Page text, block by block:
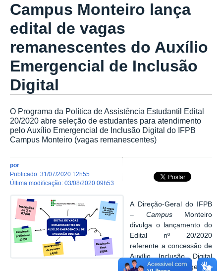
Campus Monteiro lança
edital de vagas
remanescentes do Auxílio
Emergencial de Inclusão
Digital
O Programa da Política de Assistência Estudantil Edital
20/2020 abre seleção de estudantes para atendimento
pelo Auxílio Emergencial de Inclusão Digital do IFPB
Campus Monteiro (vagas remanescentes)
por
publicado: 31/07/2020 12h55
última modificação: 03/08/2020 09h53
A Direção-Geral do IFPB
– CampusMonteiro
divulga o lançamento do
Edital nº 20/2020
referente a concessão de
Auxílio Inclusão Digital
em caráter emergencial